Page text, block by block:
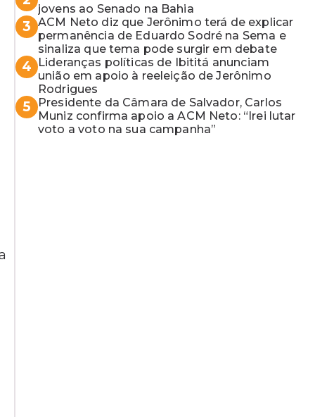
jovens ao Senado na Bahia
3 ACM Neto diz que Jerônimo terá de explicar
permanência de Eduardo Sodré na Sema e
sinaliza que tema pode surgir em debate
4
Lideranças políticas de Ibititá anunciam
união em apoio à reeleição de Jerônimo
Rodrigues
5
Presidente da Câmara de Salvador, Carlos
Muniz confirma apoio a ACM Neto: “Irei lutar
voto a voto na sua campanha”